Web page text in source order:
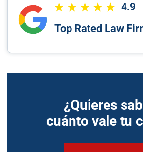
4.9
Top Rated Law
¿Quieres
cuánto vale tu